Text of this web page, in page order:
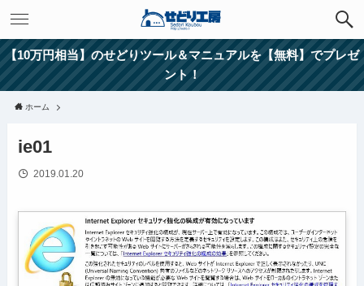
【10万円相当】のせどりツール＆マニュアルを【無料】でプレゼ
ント！
ホーム
ie01
2019.01.20